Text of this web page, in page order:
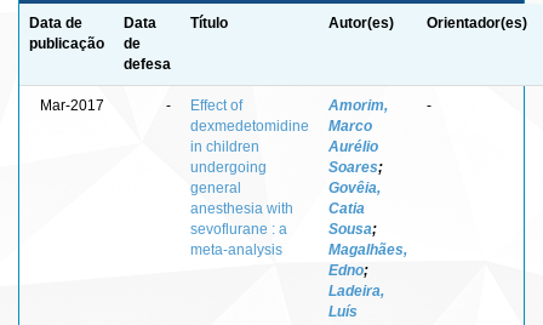
Data de
publicação
Data
de
defesa
Título Autor(es) Orientador(es)
Mar-2017 -
Effect of
dexmedetomidine
in children
undergoing
general
anesthesia with
sevoflurane : a
meta-analysis
Amorim,
Marco
Aurélio
Soares;
Govêia,
Catia
Sousa;
Magalhães,
Edno;
Ladeira,
Luís
-